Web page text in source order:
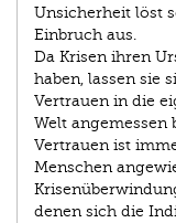
Unsicherheit löst
Einbruch aus.
Da Krisen ihren
haben, lassen sie
Vertrauen in die
Welt angemessen
Vertrauen ist
Menschen
denen sich die